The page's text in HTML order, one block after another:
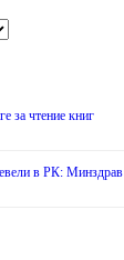
за чтение книг
в РК: Минздрав